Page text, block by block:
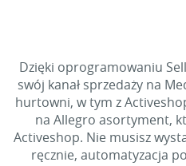
Dzięki oprogramowaniu
swój kanał sprzedaży na
hurtowni, w tym z
na Allegro asortyment,
Activeshop. Nie musisz
ręcznie, automatyzacja